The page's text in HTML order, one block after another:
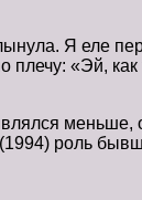
Я еле
«Эй, как
меньше,
роль